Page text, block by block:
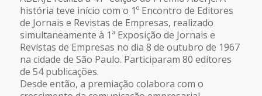
história teve início com o 1º Encontro de Editores
de Jornais e Revistas de Empresas, realizado
simultaneamente à 1ª Exposição de Jornais e
Revistas de Empresas no dia 8 de outubro de 1967
na cidade de São Paulo. Participaram 80 editores
de 54 publicações.
Desde então, a premiação colabora com o